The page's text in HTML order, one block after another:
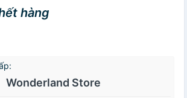
hàng
Wonderland Store